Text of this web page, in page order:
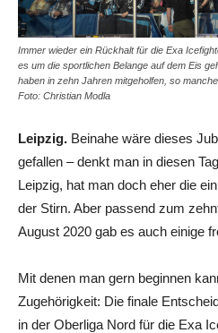
Immer wieder ein Rückhalt für die Exa
es um die sportlichen Belange auf dem Eis
haben in zehn Jahren mitgeholfen, so
Foto: Christian Modla
Leipzig. Beinahe wäre dieses
gefallen – denkt man in diesen
Leipzig, hat man doch eher die
der Stirn. Aber passend zum
August 2020 gab es auch einige
Mit denen man gern beginnen
Zugehörigkeit: Die finale
in der Oberliga Nord für die Exa